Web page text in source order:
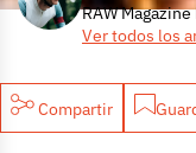
RAW
Ver todos los
Compartir